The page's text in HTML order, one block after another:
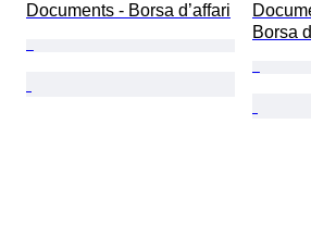
Documents - Borsa d’affari
Borsa